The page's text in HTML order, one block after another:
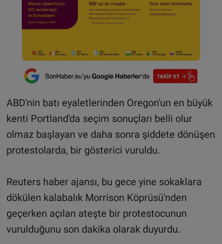
ABD'nin batı eyaletlerinden Oregon'un en büyük
kenti Portland'da seçim sonuçları belli olur
olmaz başlayan ve daha sonra şiddete dönüşen
protestolarda, bir gösterici vuruldu.
Reuters haber ajansı, bu gece yine sokaklara
dökülen kalabalık Morrison Köprüsü'nden
geçerken açılan ateşte bir protestocunun
vurulduğunu son dakika olarak duyurdu.